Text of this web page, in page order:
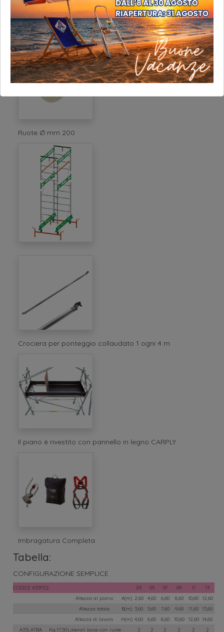
Gancio antivento
Ruote Ø mm 200
Crociera per ponteggio collaudato 1 ogni 4 m
Il piano è rivestito con pannello in legno CARPLY
Imbragatura Completa
Tabella:
CONFIGURAZIONE SEMPLICE